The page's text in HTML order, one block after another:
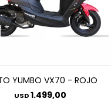
YUMBO VX70 - ROJO
USD1.499,00